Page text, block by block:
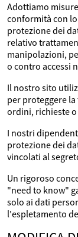
Adottiamo
conformità con
protezione dei
relativo
manipolazioni,
o contro accessi
Il nostro sito
per proteggere
ordini, richieste
I nostri
protezione dei
vincolati al
Un rigoroso
"need to know"
solo ai dati
l'espletamento